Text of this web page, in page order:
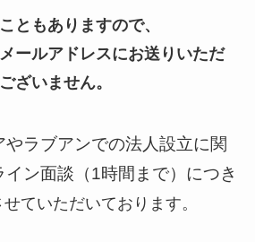
ともありますので、
ールアドレスにお送りいただ
ざいません。
ラブアンでの法人設立に関
ン面談（1時間まで）につき
ていただいております。